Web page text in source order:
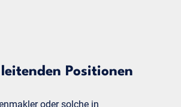
Positionen
oder solche in